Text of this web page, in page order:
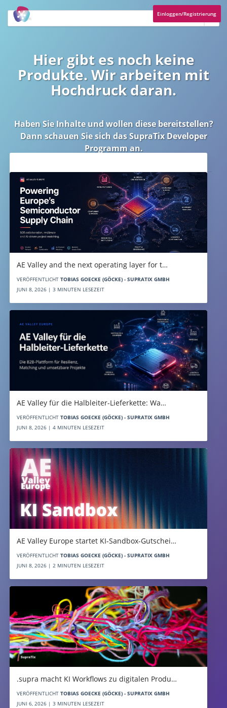
Einloggen/Registrierung
Hier gibt es noch keine
Produkte. Wir arbeiten mit
Hochdruck daran.
Haben Sie Inhalte und wollen diese bereitstellen?
Dann schauen Sie sich dasSupraTix Developer
Programman.
AE Valley and the next operating layer for t…
VERÖFFENTLICHT TOBIAS GOECKE (GÖCKE) - SUPRATIX GMBH
JUNI 8, 2026 | 3 MINUTEN LESEZEIT
AE Valley für die Halbleiter-Lieferkette: Wa…
VERÖFFENTLICHT TOBIAS GOECKE (GÖCKE) - SUPRATIX GMBH
JUNI 8, 2026 | 4 MINUTEN LESEZEIT
AE Valley Europe startet KI-Sandbox-Gutschei…
VERÖFFENTLICHT TOBIAS GOECKE (GÖCKE) - SUPRATIX GMBH
JUNI 8, 2026 | 2 MINUTEN LESEZEIT
.supra macht KI Workflows zu digitalen Produ…
VERÖFFENTLICHT TOBIAS GOECKE (GÖCKE) - SUPRATIX GMBH
JUNI 6, 2026 | 3 MINUTEN LESEZEIT